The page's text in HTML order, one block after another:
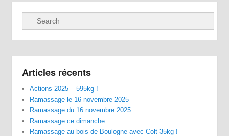
Recherche
Articles récents
Actions 2025 – 595kg !
Ramassage le 16 novembre 2025
Ramassage du 16 novembre 2025
Ramassage ce dimanche
Ramassage au bois de Boulogne avec Colt 35kg !